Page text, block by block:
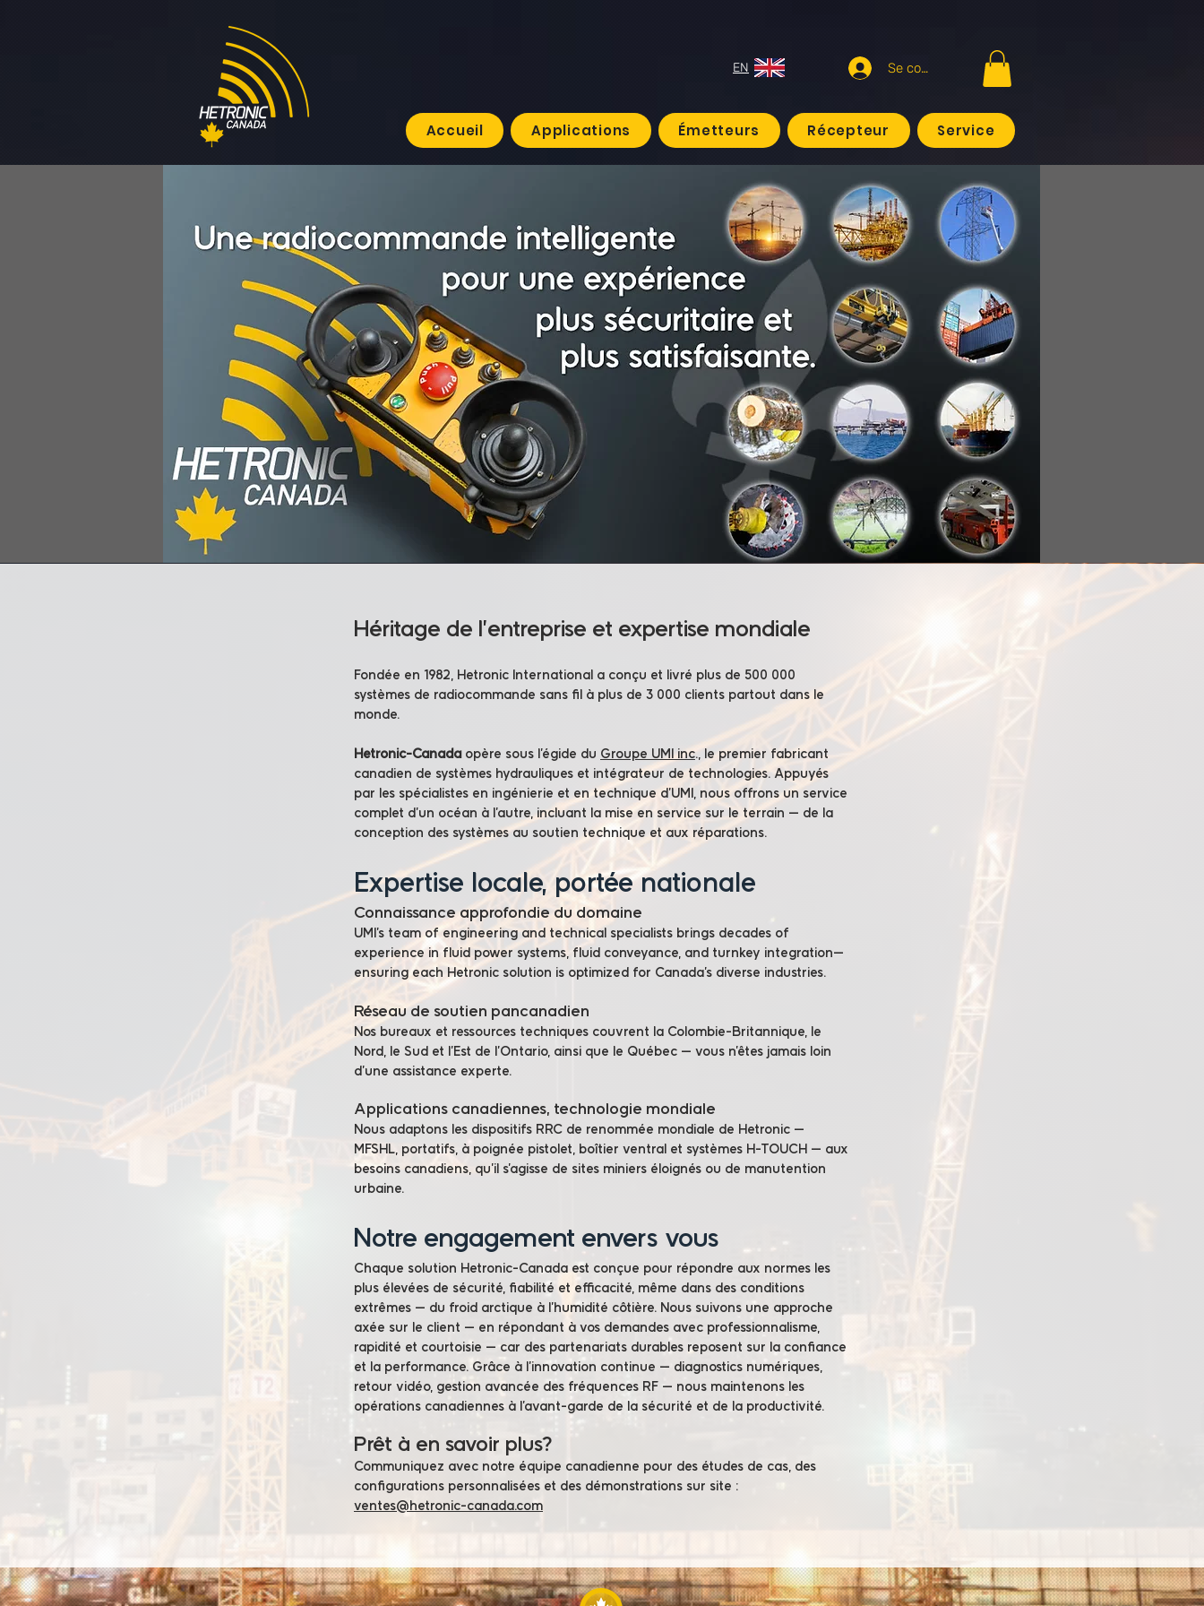
EN Se connecter
Accueil Applications Émetteurs Récepteur Service
Héritage de l’entreprise et expertise mondiale
Fondée en 1982, Hetronic International a conçu et livré plus de 500 000
systèmes de radiocommande sans fil à plus de 3 000 clients partout dans le
monde.
Hetronic-Canadaopère sous l’égide du Groupe UMI inc., le premier fabricant
canadien de systèmes hydrauliques et intégrateur de technologies. Appuyés
par les spécialistes en ingénierie et en technique d’UMI, nous offrons un service
complet d’un océan à l’autre, incluant la mise en service sur le terrain — de la
conception des systèmes au soutien technique et aux réparations.
Expertise locale, portée nationale
Connaissance approfondie du domaine
UMI’s team of engineering and technical specialists brings decades of
experience in fluid power systems, fluid conveyance, and turnkey integration—
ensuring each Hetronic solution is optimized for Canada’s diverse industries.
Réseau de soutien pancanadien
Nos bureaux et ressources techniques couvrent la Colombie-Britannique, le
Nord, le Sud et l’Est de l’Ontario, ainsi que le Québec — vous n’êtes jamais loin
d’une assistance experte.
Applications canadiennes, technologie mondiale
Nous adaptons les dispositifs RRC de renommée mondiale de Hetronic —
MFSHL, portatifs, à poignée pistolet, boîtier ventral et systèmes H-TOUCH — aux
besoins canadiens, qu’il s’agisse de sites miniers éloignés ou de manutention
urbaine.
Notre engagement envers vous
Chaque solution Hetronic-Canada est conçue pour répondre aux normes les
plus élevées de sécurité, fiabilité et efficacité, même dans des conditions
extrêmes — du froid arctique à l’humidité côtière. Nous suivons une approche
axée sur le client — en répondant à vos demandes avec professionnalisme,
rapidité et courtoisie — car des partenariats durables reposent sur la confiance
et la performance. Grâce à l’innovation continue — diagnostics numériques,
retour vidéo, gestion avancée des fréquences RF — nous maintenons les
opérations canadiennes à l’avant-garde de la sécurité et de la productivité.
Prêt à en savoir plus?
Communiquez avec notre équipe canadienne pour des études de cas, des
configurations personnalisées et des démonstrations sur site :
ventes@hetronic-canada.com